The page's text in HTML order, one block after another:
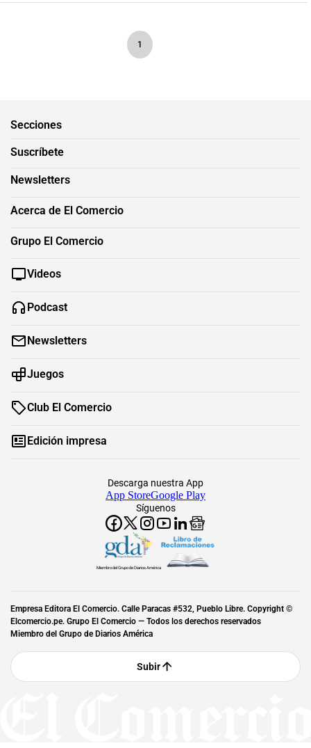
1
Secciones
Suscríbete
Newsletters
Acerca de El Comercio
Grupo El Comercio
Videos
Podcast
Newsletters
Juegos
Club El Comercio
Edición impresa
Síguenos
Descarga nuestra App
App StoreGoogle Play
Miembro del Grupo de Diarios América
Empresa Editora El Comercio. Calle Paracas #532, Pueblo Libre. Copyright ©
Elcomercio.pe. Grupo El Comercio — Todos los derechos reservados
Miembro del Grupo de Diarios América
Subir